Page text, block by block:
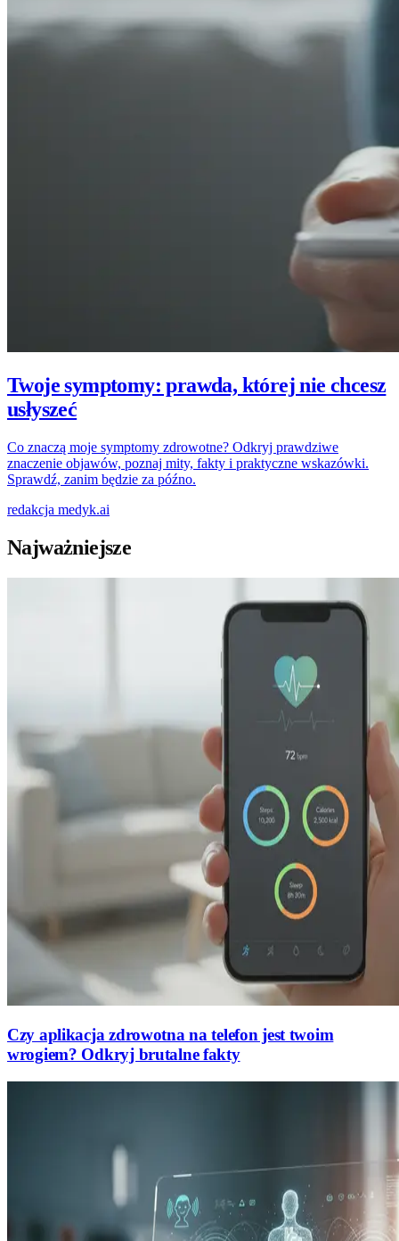
Twoje symptomy: prawda, której nie chcesz
usłyszeć
Co znaczą moje symptomy zdrowotne? Odkryj prawdziwe
znaczenie objawów, poznaj mity, fakty i praktyczne wskazówki.
Sprawdź, zanim będzie za późno.
redakcja medyk.ai
Najważniejsze
Czy aplikacja zdrowotna na telefon jest twoim
wrogiem? Odkryj brutalne fakty